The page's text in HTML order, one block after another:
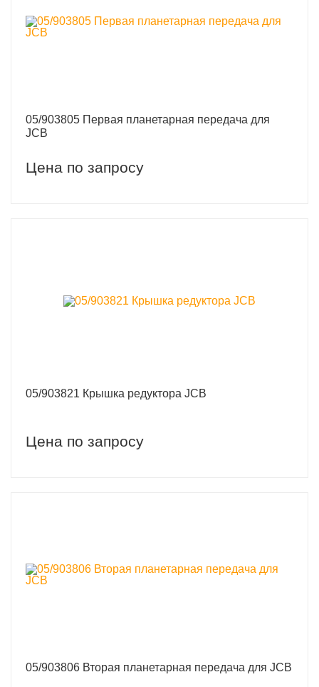
05/903805 Первая планетарная передача для
JCB
Цена по запросу
05/903821 Крышка редуктора JCB
Цена по запросу
05/903806 Вторая планетарная передача для JCB